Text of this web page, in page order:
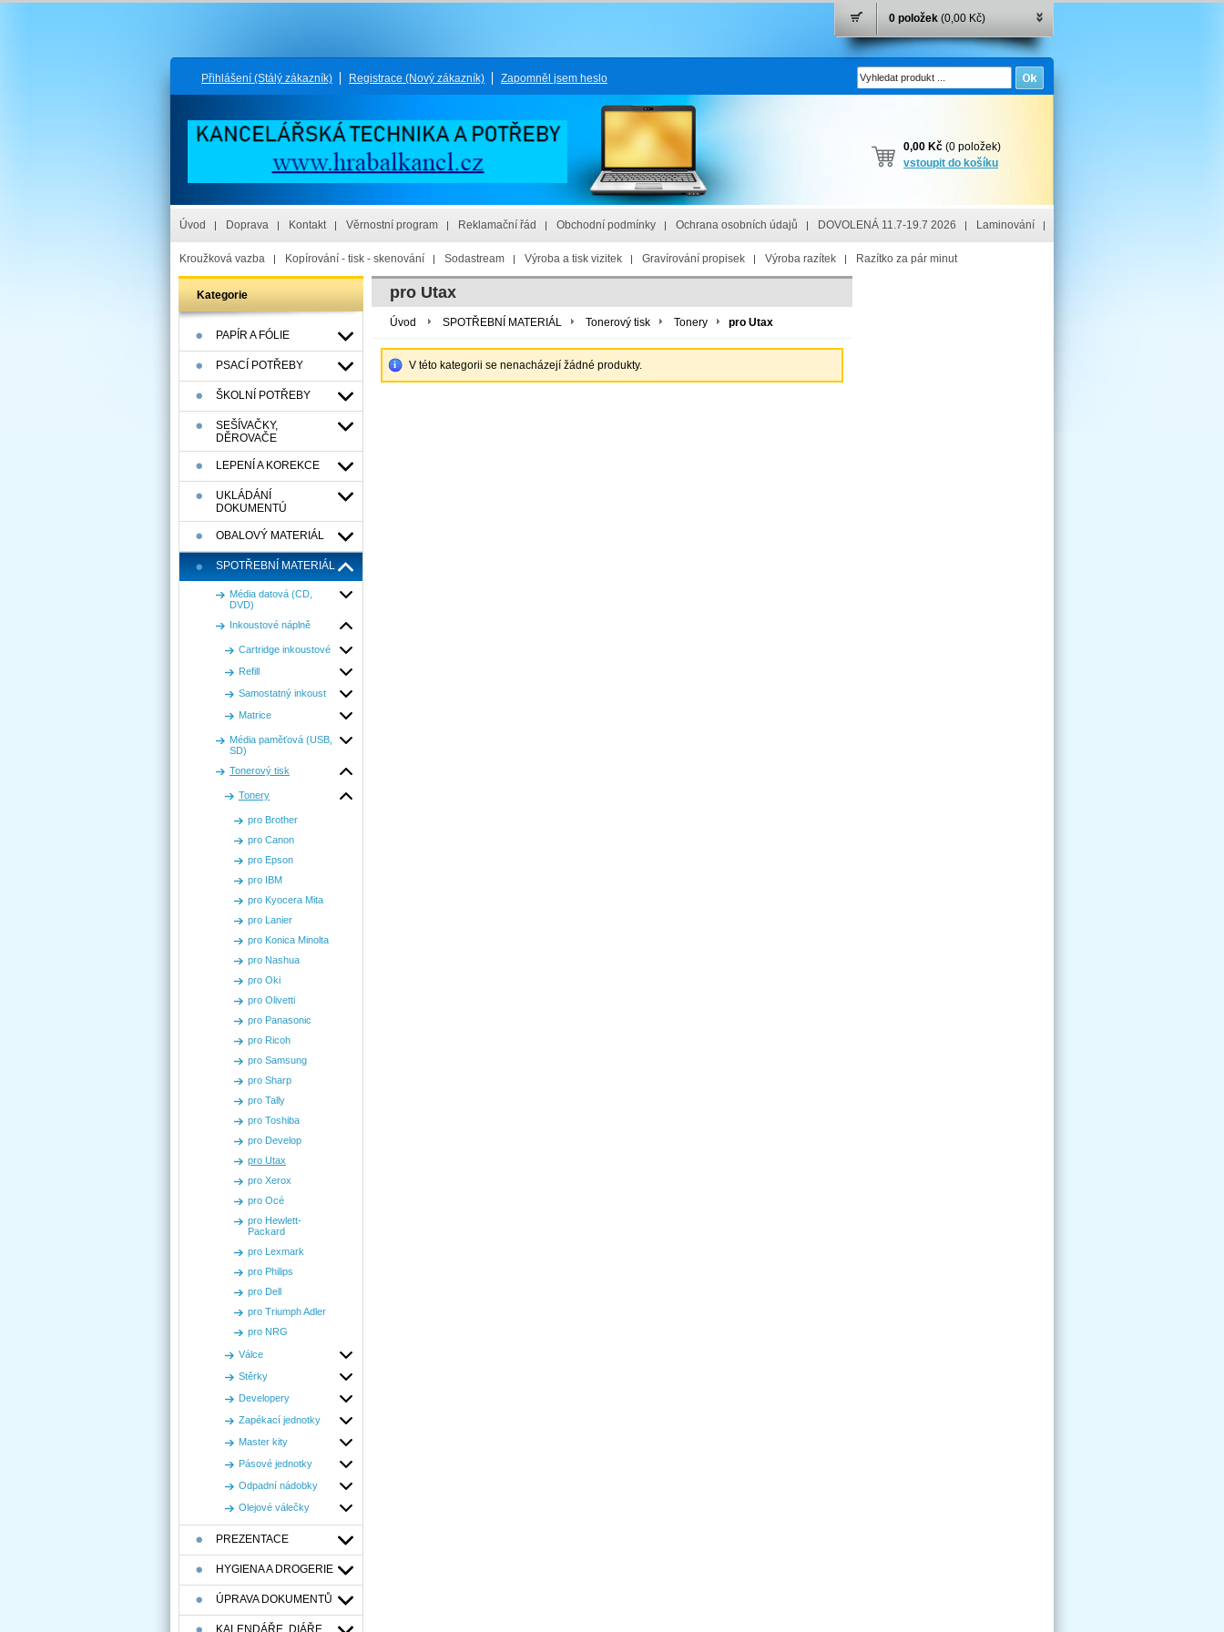
0 položek (0,00 Kč)
Přihlášení (Stálý zákazník) Registrace (Nový zákazník) Zapomněl jsem heslo
0,00 Kč (0 položek)
vstoupit do košíku
Úvod Doprava Kontakt Věrnostní program Reklamační řád Obchodní podmínky Ochrana osobních údajů DOVOLENÁ 11.7-19.7 2026 Laminování
Kroužková vazba Kopírování - tisk - skenování Sodastream Výroba a tisk vizitek Gravírování propisek Výroba razítek Razítko za pár minut
Kategorie
PAPÍR A FÓLIE
PSACÍ POTŘEBY
ŠKOLNÍ POTŘEBY
SEŠÍVAČKY,
DĚROVAČE
LEPENÍ A KOREKCE
UKLÁDÁNÍ
DOKUMENTÚ
OBALOVÝ MATERIÁL
SPOTŘEBNÍ MATERIÁL
Média datová (CD,
DVD)
Inkoustové náplně
Cartridge inkoustové
Refill
Samostatný inkoust
Matrice
Média paměťová (USB,
SD)
Tonerový tisk
Tonery
pro Brother
pro Canon
pro Epson
pro IBM
pro Kyocera Mita
pro Lanier
pro Konica Minolta
pro Nashua
pro Oki
pro Olivetti
pro Panasonic
pro Ricoh
pro Samsung
pro Sharp
pro Tally
pro Toshiba
pro Develop
pro Utax
pro Xerox
pro Océ
pro Hewlett-
Packard
pro Lexmark
pro Philips
pro Dell
pro Triumph Adler
pro NRG
Válce
Stěrky
Developery
Zapékací jednotky
Master kity
Pásové jednotky
Odpadní nádobky
Olejové válečky
PREZENTACE
HYGIENA A DROGERIE
ÚPRAVA DOKUMENTŮ
KALENDÁŘE, DIÁŘE
pro Utax
Úvod SPOTŘEBNÍ MATERIÁL Tonerový tisk Tonery pro Utax
V této kategorii se nenacházejí žádné produkty.